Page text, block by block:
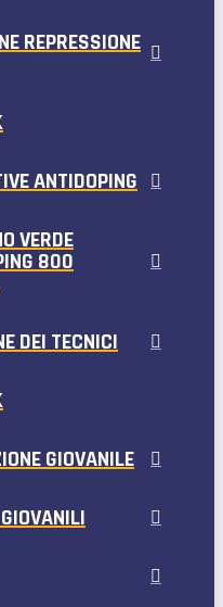
REPRESSIONE
ANTIDOPING
VERDE
800
DEI TECNICI
GIOVANILE